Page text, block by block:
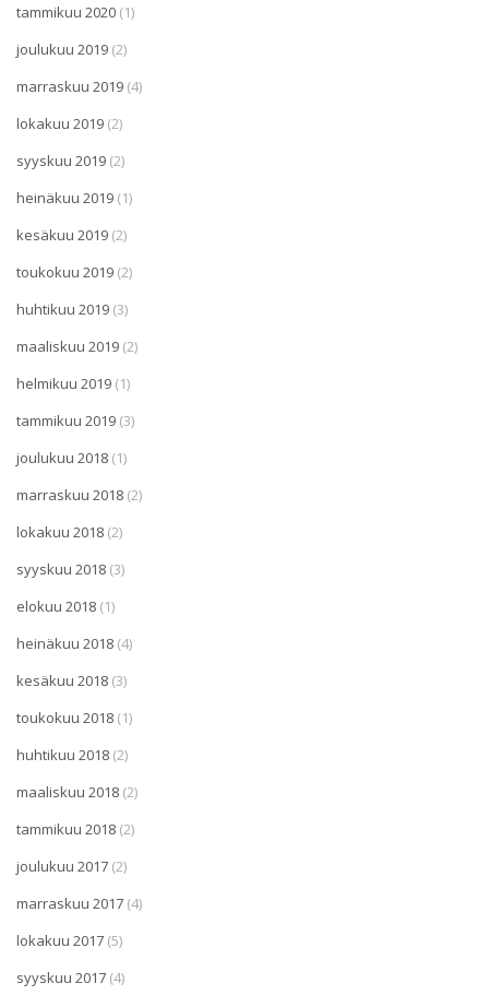
tammikuu 2020 (1)
joulukuu 2019 (2)
marraskuu 2019 (4)
lokakuu 2019 (2)
syyskuu 2019 (2)
heinäkuu 2019 (1)
kesäkuu 2019 (2)
toukokuu 2019 (2)
huhtikuu 2019 (3)
maaliskuu 2019 (2)
helmikuu 2019 (1)
tammikuu 2019 (3)
joulukuu 2018 (1)
marraskuu 2018 (2)
lokakuu 2018 (2)
syyskuu 2018 (3)
elokuu 2018 (1)
heinäkuu 2018 (4)
kesäkuu 2018 (3)
toukokuu 2018 (1)
huhtikuu 2018 (2)
maaliskuu 2018 (2)
tammikuu 2018 (2)
joulukuu 2017 (2)
marraskuu 2017 (4)
lokakuu 2017 (5)
syyskuu 2017 (4)